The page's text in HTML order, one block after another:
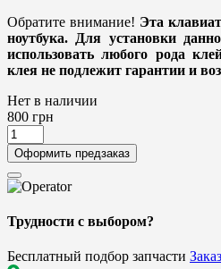
Обратите внимание! Эта
ноутбука. Для установки
использовать любого рода
клея не подлежит гарантии и
Нет в наличии
800 грн
Оформить предзаказ
Трудности с выбором?
Бесплатный подбор запчасти